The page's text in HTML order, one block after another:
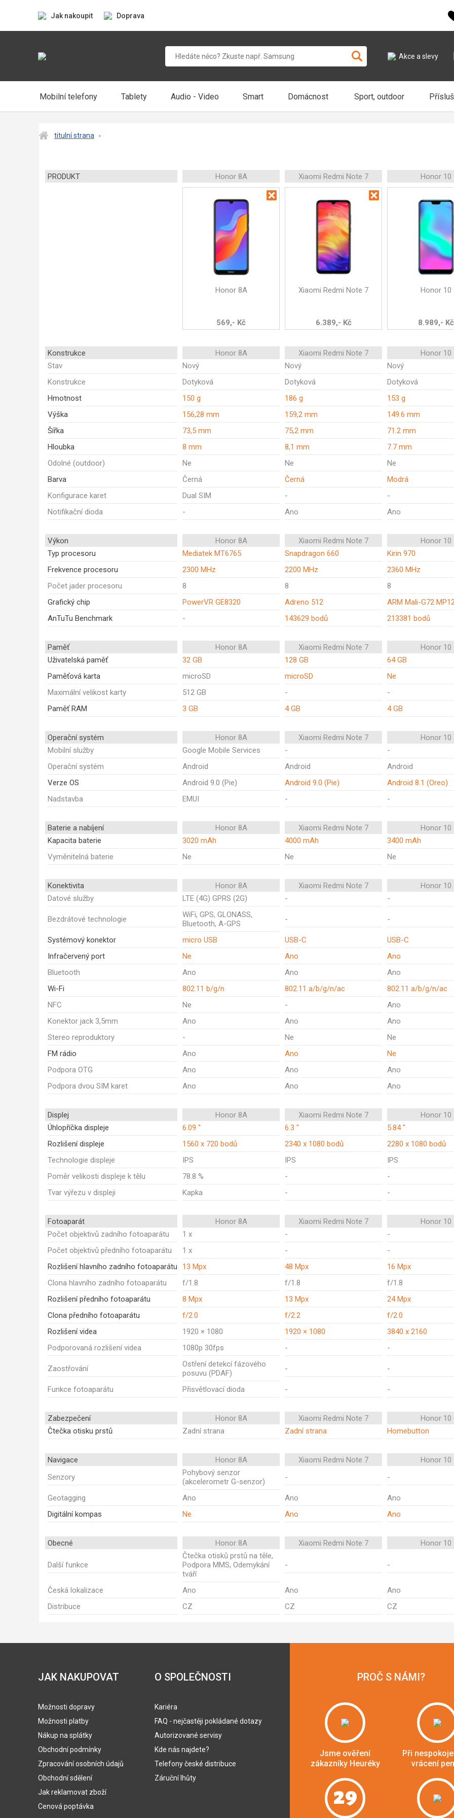
Jak nakoupit Doprava
Akce a slevy
Mobilní telefony Tablety Audio - Video Smart Domácnost Sport, outdoor
titulní strana
PRODUKT Honor 8A Xiaomi Redmi Note 7 Honor 10
Honor 8A
569,- Kč
Xiaomi Redmi Note 7
6.389,- Kč
Honor 10
8.989,- Kč
Konstrukce Honor 8A Xiaomi Redmi Note 7
Honor 10
Stav
Nový Nový
Nový
Konstrukce
Dotyková Dotyková
Dotyková
Hmotnost
150 g 186 g
153 g
Výška
156,28 mm 159,2 mm
149.6 mm
Šířka
73,5 mm 75,2 mm
71.2 mm
Hloubka
8 mm 8,1 mm
7.7 mm
Odolné (outdoor)
Ne Ne
Ne
Barva
Černá Černá
Modrá
Konfigurace karet
Dual SIM -
-
Notifikační dioda
- Ano Ano
Výkon Honor 8A Xiaomi Redmi Note 7
Honor 10
Typ procesoru
Mediatek MT6765 Snapdragon 660
Kirin 970
Frekvence procesoru
2300 MHz 2200 MHz
2360 MHz
Počet jader procesoru
8 8
8
Grafický chip
PowerVR GE8320 Adreno 512
ARM Mali-G72
AnTuTu Benchmark
- 143629 bodů 213381 bodů
Paměť Honor 8A Xiaomi Redmi Note 7
Honor 10
Uživatelská paměť
32 GB 128 GB
64 GB
Paměťová karta
microSD microSD
Ne
Maximální velikost karty
512 GB -
-
Paměť RAM
3 GB 4 GB 4 GB
Operační systém Honor 8A Xiaomi Redmi Note 7
Honor 10
Mobilní služby
Google Mobile Services -
-
Operační systém
Android Android
Android
Verze OS
Android 9.0 (Pie) Android 9.0 (Pie)
Android 8.1 (Oreo)
Nadstavba
EMUI - -
Baterie a nabíjení Honor 8A Xiaomi Redmi Note 7
Honor 10
Kapacita baterie
3020 mAh 4000 mAh
3400 mAh
Vyměnitelná baterie
Ne Ne Ne
Konektivita Honor 8A Xiaomi Redmi Note 7
Honor 10
Datové služby
LTE (4G) GPRS (2G) - -
Bezdrátové technologie
WiFi, GPS, GLONASS,
Bluetooth, A-GPS
- -
Systémový konektor micro USB USB-C
USB-C
Infračervený port
Ne Ano
Ano
Bluetooth
Ano Ano
Ano
Wi-Fi
802.11 b/g/n 802.11 a/b/g/n/ac
802.11 a/b/g/n/ac
NFC
Ne -
Ano
Konektor jack 3,5mm
Ano Ano
Ano
Stereo reproduktory
- Ne
Ne
FM rádio
Ano Ano
Ne
Podpora OTG
Ano Ano
Ano
Podpora dvou SIM karet
Ano Ano Ano
Displej Honor 8A Xiaomi Redmi Note 7
Honor 10
Úhlopříčka displeje
6.09 " 6.3 "
5.84 "
Rozlišení displeje
1560 x 720 bodů 2340 x 1080 bodů
2280 x 1080 bodů
Technologie displeje
IPS IPS
IPS
Poměr velikosti displeje k tělu
78.8 % -
-
Tvar výřezu v displeji
Kapka - -
Fotoaparát Honor 8A Xiaomi Redmi Note 7
Honor 10
Počet objektivů zadního fotoaparátu
1 x -
-
Počet objektivů předního fotoaparátu
1 x -
-
Rozlišení hlavního zadního fotoaparátu
13 Mpx 48 Mpx
16 Mpx
Clona hlavního zadního fotoaparátu
f/1.8 f/1.8
f/1.8
Rozlišení předního fotoaparátu
8 Mpx 13 Mpx
24 Mpx
Clona předního fotoaparátu
f/2.0 f/2.2
f/2.0
Rozlišení videa
1920 × 1080 1920 × 1080
3840 x 2160
Podporovaná rozlišení videa
1080p 30fps - -
Zaostřování
Ostření detekcí fázového
posuvu (PDAF)
- -
Funkce fotoaparátu Přisvětlovací dioda - -
Zabezpečení Honor 8A Xiaomi Redmi Note 7
Honor 10
Čtečka otisku prstů
Zadní strana Zadní strana Homebutton
Navigace Honor 8A Xiaomi Redmi Note 7
Honor 10
Senzory
Pohybový senzor
(akcelerometr G-senzor)
- -
Geotagging Ano Ano
Ano
Digitální kompas
Ne Ano Ano
Obecné Honor 8A Xiaomi Redmi Note 7 Honor 10
Další funkce
Čtečka otisků prstů na těle,
Podpora MMS, Odemykání
tváří
- -
Česká lokalizace Ano Ano
Ano
Distribuce
CZ CZ CZ
JAK NAKUPOVAT
Možnosti dopravy
Možnosti platby
Nákup na splátky
Obchodní podmínky
Zpracování osobních údajů
Obchodní sdělení
Jak reklamovat zboží
Cenová poptávka
O SPOLEČNOSTI
Kariéra
FAQ - nejčastěji pokládané dotazy
Autorizované servisy
Kde nás najdete?
Telefony české distribuce
Záruční lhůty
PROČ S NÁMI?
Jsme ověření
zákazníky Heuréky
Při
vrácení
29